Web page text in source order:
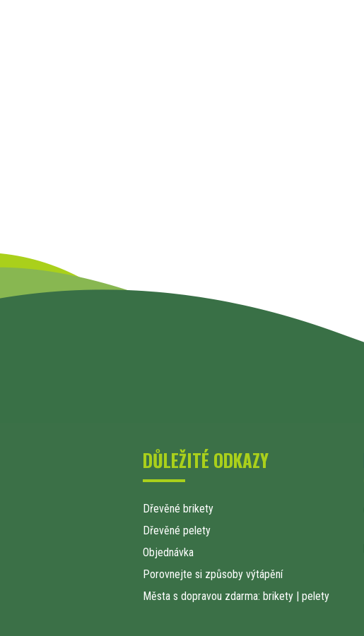
DŮLEŽITÉ ODKAZY
Dřevěné brikety
Dřevěné pelety
Objednávka
Porovnejte si způsoby výtápění
Města s dopravou zdarma: brikety | pelety